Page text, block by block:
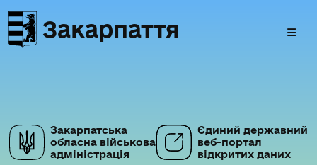
Закарпаття
Закарпатська
обласна військова
адміністрація
Єдиний державний
веб-портал
відкритих даних